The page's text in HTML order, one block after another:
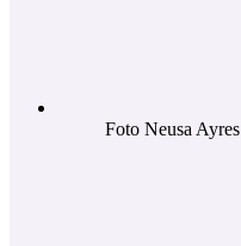
Foto Neusa Ayres